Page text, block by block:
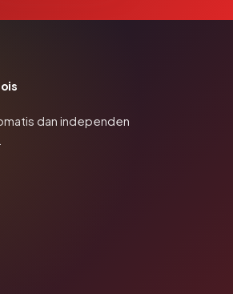
dan independen